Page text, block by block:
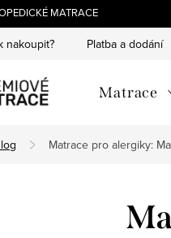
MATRACE
nakoupit? Platba a dodání
Matrace
Matrace pro alergiky: